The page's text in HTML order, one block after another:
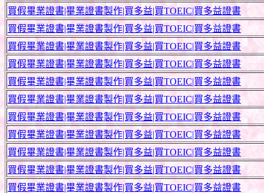
買假畢業證書|畢業證書製作|買多益|買TOEIC|買多益證書
買假畢業證書|畢業證書製作|買多益|買TOEIC|買多益證書
買假畢業證書|畢業證書製作|買多益|買TOEIC|買多益證書
買假畢業證書|畢業證書製作|買多益|買TOEIC|買多益證書
買假畢業證書|畢業證書製作|買多益|買TOEIC|買多益證書
買假畢業證書|畢業證書製作|買多益|買TOEIC|買多益證書
買假畢業證書|畢業證書製作|買多益|買TOEIC|買多益證書
買假畢業證書|畢業證書製作|買多益|買TOEIC|買多益證書
買假畢業證書|畢業證書製作|買多益|買TOEIC|買多益證書
買假畢業證書|畢業證書製作|買多益|買TOEIC|買多益證書
買假畢業證書|畢業證書製作|買多益|買TOEIC|買多益證書